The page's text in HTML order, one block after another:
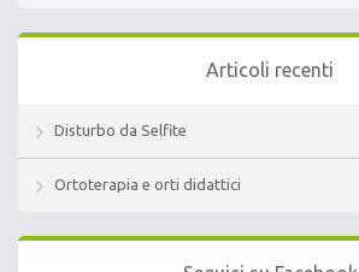
Articoli recenti
Disturbo da Selfite
Ortoterapia e orti didattici